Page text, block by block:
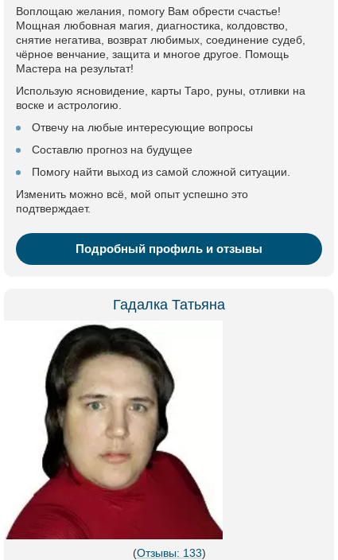
Воплощаю желания, помогу Вам обрести счастье!
Мощная любовная магия, диагностика, колдовство,
снятие негатива, возврат любимых, соединение судеб,
чёрное венчание, защита и многое другое. Помощь
Мастера на результат!
Использую ясновидение, карты Таро, руны, отливки на
воске и астрологию.
Отвечу на любые интересующие вопросы
Составлю прогноз на будущее
Помогу найти выход из самой сложной ситуации.
Изменить можно всё, мой опыт успешно это
подтверждает.
Подробный профиль и отзывы
Гадалка Татьяна
(Отзывы: 133)